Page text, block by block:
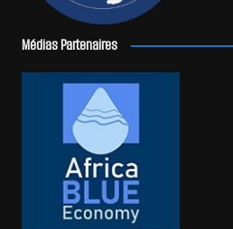
Médias Partenaires